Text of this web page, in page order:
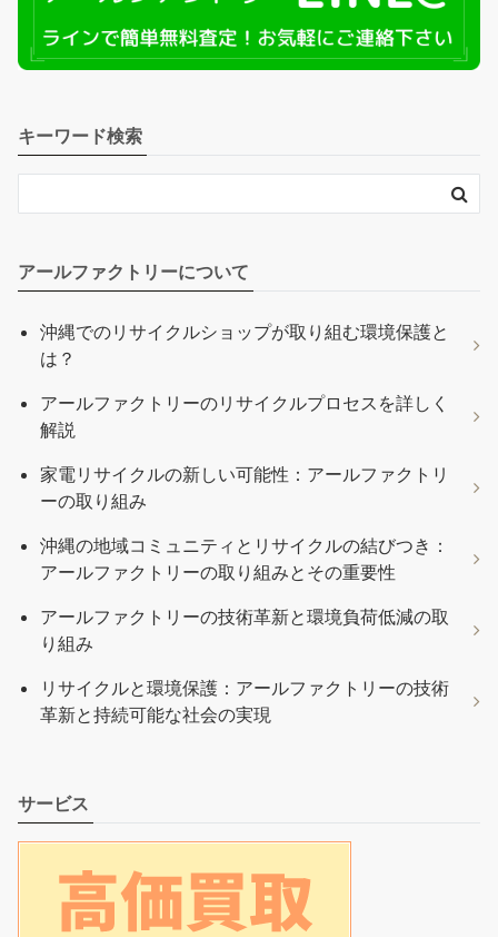
キーワード検索
アールファクトリーについて
沖縄でのリサイクルショップが取り組む環境保護と
は？
アールファクトリーのリサイクルプロセスを詳しく
解説
家電リサイクルの新しい可能性：アールファクトリ
ーの取り組み
沖縄の地域コミュニティとリサイクルの結びつき：
アールファクトリーの取り組みとその重要性
アールファクトリーの技術革新と環境負荷低減の取
り組み
リサイクルと環境保護：アールファクトリーの技術
革新と持続可能な社会の実現
サービス